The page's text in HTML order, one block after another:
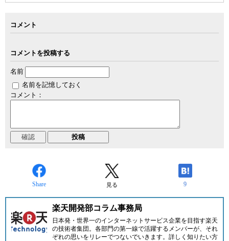
コメント
コメントを投稿する
名前
名前を記憶しておく
コメント：
Share 見る 9
楽天開発部コラム事務局
日本発・世界一のインターネットサービス企業を目指す楽天
の技術者集団。各部門の第一線で活躍するメンバーが、それ
ぞれの思いをリレーでつないでいきます。詳しく知りたい方